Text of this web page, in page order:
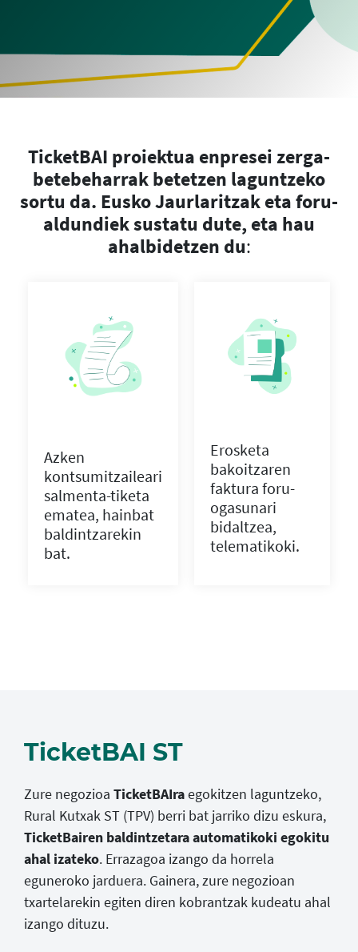
TicketBAI proiektua enpresei zerga-
betebeharrak betetzen laguntzeko
sortu da. Eusko Jaurlaritzak eta foru-
aldundiek sustatu dute, eta hau
ahalbidetzen du:
Azken
kontsumitzaileari
salmenta-tiketa
ematea, hainbat
baldintzarekin
bat.
Erosketa
bakoitzaren
faktura foru-
ogasunari
bidaltzea,
telematikoki.
TicketBAI ST
Zure negozioa TicketBAIraegokitzen laguntzeko,
Rural Kutxak ST (TPV) berri bat jarriko dizu eskura,
TicketBairen baldintzetara automatikoki egokitu
ahal izateko. Errazagoa izango da horrela
eguneroko jarduera. Gainera, zure negozioan
txartelarekin egiten diren kobrantzak kudeatu ahal
izango dituzu.